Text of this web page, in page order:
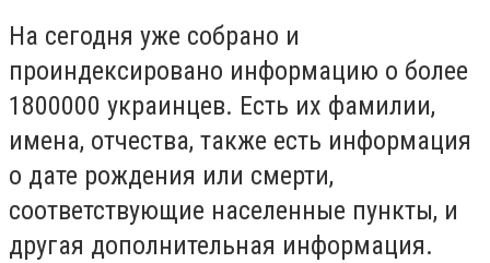
На сегодня уже собрано и
проиндексировано информацию о более
1800000 украинцев. Есть их фамилии,
имена, отчества, также есть информация
о дате рождения или смерти,
соответствующие населенные пункты, и
другая дополнительная информация.